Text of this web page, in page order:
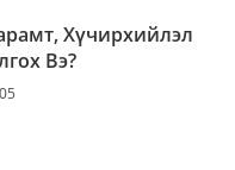
Хүчирхийлэл
Вэ?